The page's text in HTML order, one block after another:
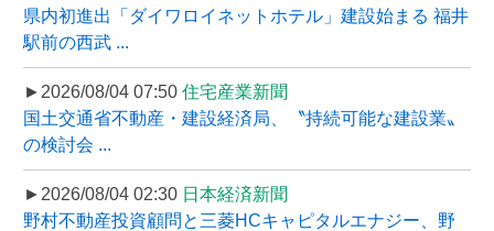
県内初進出「ダイワロイネットホテル」建設始まる 福井
駅前の西武 ...
►2026/08/04 07:50 住宅産業新聞
国土交通省不動産・建設経済局、〝持続可能な建設業〟
の検討会 ...
►2026/08/04 02:30 日本経済新聞
野村不動産投資顧問と三菱HCキャピタルエナジー、野